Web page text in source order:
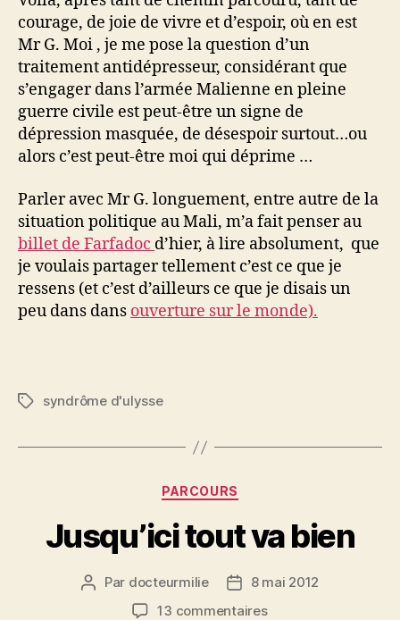
courage, de joie de vivre et d’espoir, où en est
Mr G. Moi , je me pose la question d’un
traitement antidépresseur, considérant que
s’engager dans l’armée Malienne en pleine
guerre civile est peut-être un signe de
dépression masquée, de désespoir surtout…ou
alors c’est peut-être moi qui déprime …
Parler avec Mr G. longuement, entre autre de la
situation politique au Mali, m’a fait penser au
billet de Farfadoc d’hier, à lire absolument, que
je voulais partager tellement c’est ce que je
ressens (et c’est d’ailleurs ce que je disais un
peu dans dans ouverture sur le monde).
Étiquettes
syndrôme d'ulysse
Catégories
PARCOURS
Jusqu’ici tout va bien
Auteur
Par docteurmilie
Date
de
8 mai 2012
13 commentairessur